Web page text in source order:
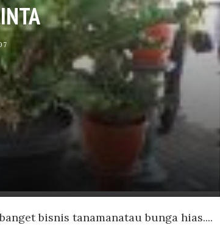
bisnis tanamanatau bunga hias....